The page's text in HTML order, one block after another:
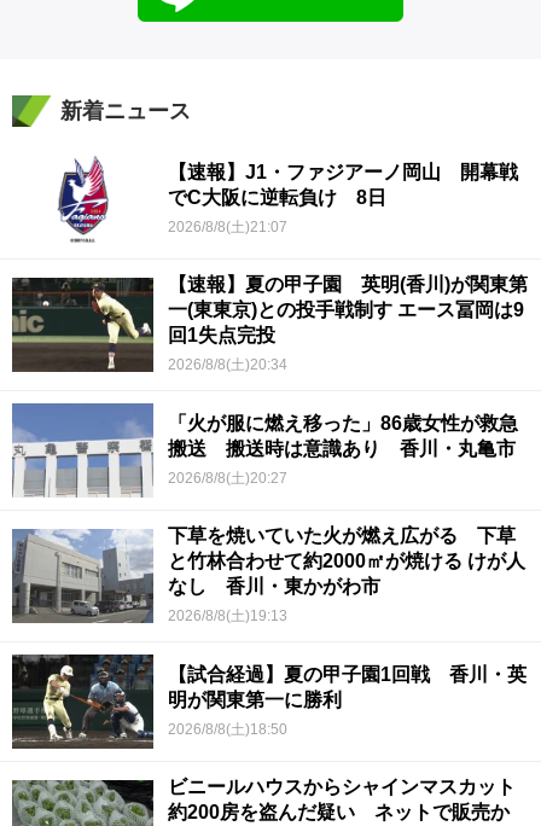
新着ニュース
【速報】J1・ファジアーノ岡山 開幕戦
でC大阪に逆転負け 8日
2026/8/8(土)21:07
【速報】夏の甲子園 英明(香川)が関東第
一(東東京)との投手戦制す エース冨岡は9
回1失点完投
2026/8/8(土)20:34
「火が服に燃え移った」86歳女性が救急
搬送 搬送時は意識あり 香川・丸亀市
2026/8/8(土)20:27
下草を焼いていた火が燃え広がる 下草
と竹林合わせて約2000㎡が焼ける けが人
なし 香川・東かがわ市
2026/8/8(土)19:13
【試合経過】夏の甲子園1回戦 香川・英
明が関東第一に勝利
2026/8/8(土)18:50
ビニールハウスからシャインマスカット
約200房を盗んだ疑い ネットで販売か